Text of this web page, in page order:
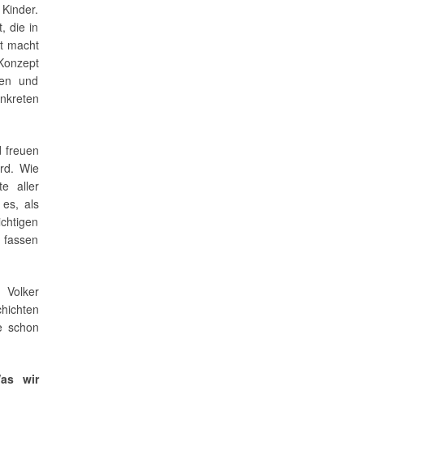
die in
macht
und
freuen
Wie
aller
es, als
schon
wir